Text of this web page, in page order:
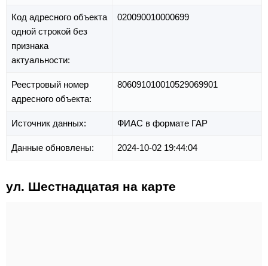
Код адресного объекта
одной строкой без
признака
актуальности:
020090010000699
Реестровый номер
адресного объекта:
806091010010529069901
Источник данных: ФИАС в формате ГАР
Данные обновлены: 2024-10-02 19:44:04
ул. Шестнадцатая на карте